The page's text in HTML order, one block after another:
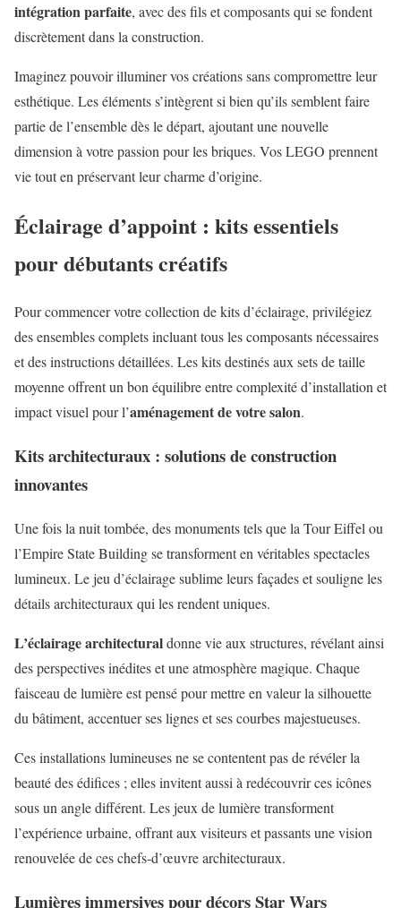
intégration parfaite, avec des fils et composants qui se fondent
discrètement dans la construction.
Imaginez pouvoir illuminer vos créations sans compromettre leur
esthétique. Les éléments s’intègrent si bien qu’ils semblent faire
partie de l’ensemble dès le départ, ajoutant une nouvelle
dimension à votre passion pour les briques. Vos LEGO prennent
vie tout en préservant leur charme d’origine.
Éclairage d’appoint : kits essentiels
pour débutants créatifs
Pour commencer votre collection de kits d’éclairage, privilégiez
des ensembles complets incluant tous les composants nécessaires
et des instructions détaillées. Les kits destinés aux sets de taille
moyenne offrent un bon équilibre entre complexité d’installation et
impact visuel pour l’aménagement de votre salon.
Kits architecturaux : solutions de construction
innovantes
Une fois la nuit tombée, des monuments tels que la Tour Eiffel ou
l’Empire State Building se transforment en véritables spectacles
lumineux. Le jeu d’éclairage sublime leurs façades et souligne les
détails architecturaux qui les rendent uniques.
L’éclairage architecturaldonne vie aux structures, révélant ainsi
des perspectives inédites et une atmosphère magique. Chaque
faisceau de lumière est pensé pour mettre en valeur la silhouette
du bâtiment, accentuer ses lignes et ses courbes majestueuses.
Ces installations lumineuses ne se contentent pas de révéler la
beauté des édifices ; elles invitent aussi à redécouvrir ces icônes
sous un angle différent. Les jeux de lumière transforment
l’expérience urbaine, offrant aux visiteurs et passants une vision
renouvelée de ces chefs-d’œuvre architecturaux.
Lumières immersives pour décors Star Wars